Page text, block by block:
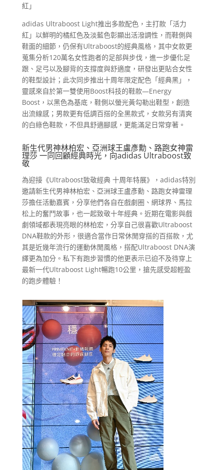
紅」
adidas Ultraboost Light推出多款配色，主打款「活力
紅」以鮮明的橘紅色及淡藍色彰顯出活潑調性，而鞋側與
鞋面的細節，仍保有Ultraboost的經典風格，其中女款更
蒐集分析120萬名女性跑者的足部與步伐，進一步優化足
跟、足弓以及腳背的支撐度與舒適度，研發出更貼合女性
的鞋型設計；此次同步推出十周年限定配色「經典黑」，
靈感來自於第一雙使用Boost科技的鞋款—Energy
Boost，以黑色為基底，鞋側以螢光黃勾勒出鞋型，創造
出流線感；男款更有低調百搭的全黑款式，女款另有清爽
的白綠色鞋款，不但具舒適腳感，更能滿足日常穿著。
新生代男神林柏宏、亞洲球王盧彥勳、路跑女神雷
理莎 一同回顧經典時光，向adidas Ultraboost致
敬
為迎接《Ultraboost致敬經典 十周年特展》，adidas特別
邀請新生代男神林柏宏、亞洲球王盧彥勳、路跑女神雷理
莎擔任活動嘉賓，分享他們各自在戲劇圈、網球界、馬拉
松上的奮鬥故事，也一起致敬十年經典。近期在電影與戲
劇領域都表現亮眼的林柏宏，分享自己很喜歡Ultraboost
DNA鞋款的外形，很適合當作日常休閒穿搭的百搭款，尤
其是近幾年流行的運動休閒風格，搭配Ultraboost DNA演
繹更為加分。私下有跑步習慣的他更表示已迫不及待穿上
最新一代Ultraboost Light暢跑10公里，搶先感受超輕盈
的跑步體驗！